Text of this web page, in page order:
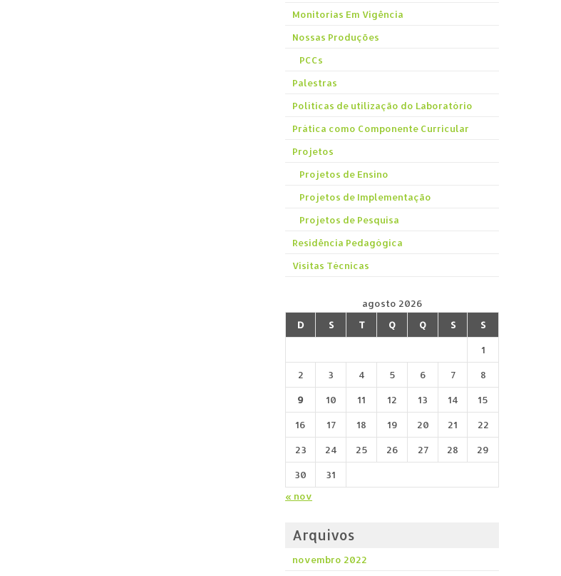
Monitorias Em Vigência
Nossas Produções
PCCs
Palestras
Políticas de utilização do Laboratório
Prática como Componente Curricular
Projetos
Projetos de Ensino
Projetos de Implementação
Projetos de Pesquisa
Residência Pedagógica
Visitas Técnicas
agosto 2026
D
S T Q Q S S
1
2 3 4 5 6 7 8
9 10 11 12 13 14 15
16 17 18 19 20 21 22
23 24 25 26 27 28 29
30
31
« nov
Arquivos
novembro 2022